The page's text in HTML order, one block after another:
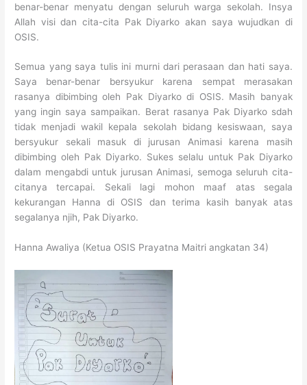
benar-benar menyatu dengan seluruh warga sekolah. Insya
Allah visi dan cita-cita Pak Diyarko akan saya wujudkan di
OSIS.
Semua yang saya tulis ini murni dari perasaan dan hati saya.
Saya benar-benar bersyukur karena sempat merasakan
rasanya dibimbing oleh Pak Diyarko di OSIS. Masih banyak
yang ingin saya sampaikan. Berat rasanya Pak Diyarko sdah
tidak menjadi wakil kepala sekolah bidang kesiswaan, saya
bersyukur sekali masuk di jurusan Animasi karena masih
dibimbing oleh Pak Diyarko. Sukes selalu untuk Pak Diyarko
dalam mengabdi untuk jurusan Animasi, semoga seluruh cita-
citanya tercapai. Sekali lagi mohon maaf atas segala
kekurangan Hanna di OSIS dan terima kasih banyak atas
segalanya njih, Pak Diyarko.
Hanna Awaliya (Ketua OSIS Prayatna Maitri angkatan 34)